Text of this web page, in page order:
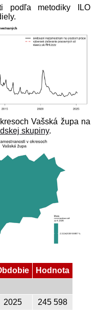
podľa metodiky ILO
Vašská župa na
skupiny.
Hodnota
2025
245 598